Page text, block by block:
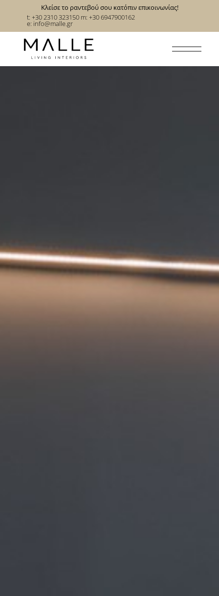
t: +30 2310 323150 m: +30 6947900162
e: info@malle.gr
Κλείσε το ραντεβού σου κατόπιν επικοινωνίας!